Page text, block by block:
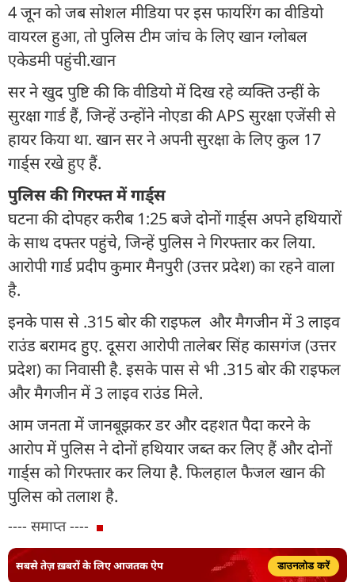
4 जून को जब सोशल मीडिया पर इस फायरिंग का वीडियो
वायरल हुआ, तो पुलिस टीम जांच के लिए खान ग्लोबल
एकेडमी पहुंची.खान
सर ने खुद पुष्टि की कि वीडियो में दिख रहे व्यक्ति उन्हीं के
सुरक्षा गार्ड हैं, जिन्हें उन्होंने नोएडा की APS सुरक्षा एजेंसी से
हायर किया था. खान सर ने अपनी सुरक्षा के लिए कुल 17
गार्ड्स रखे हुए हैं.
पुलिस की गिरफ्त में गार्ड्स
घटना की दोपहर करीब 1:25 बजे दोनों गार्ड्स अपने हथियारों
के साथ दफ्तर पहुंचे, जिन्हें पुलिस ने गिरफ्तार कर लिया.
आरोपी गार्ड प्रदीप कुमार मैनपुरी (उत्तर प्रदेश) का रहने वाला
है.
इनके पास से .315 बोर की राइफल और मैगजीन में 3 लाइव
राउंड बरामद हुए. दूसरा आरोपी तालेबर सिंह कासगंज (उत्तर
प्रदेश) का निवासी है. इसके पास से भी .315 बोर की राइफल
और मैगजीन में 3 लाइव राउंड मिले.
आम जनता में जानबूझकर डर और दहशत पैदा करने के
आरोप में पुलिस ने दोनों हथियार जब्त कर लिए हैं और दोनों
गार्ड्स को गिरफ्तार कर लिया है. फिलहाल फैजल खान की
पुलिस को तलाश है.
---- समाप्त ----
सबसे तेज़ ख़बरों के लिए आजतक ऐप डाउनलोड करें